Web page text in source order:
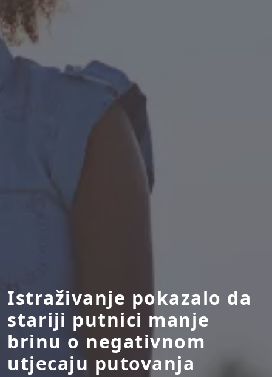
Istraživanje pokazalo da
stariji putnici manje
brinu o negativnom
utjecaju putovanja